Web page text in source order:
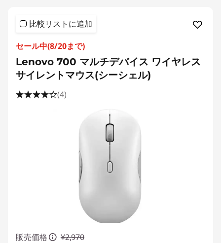
比較リストに追加
セール中(8/20まで)
Lenovo 700 マルチデバイス ワイヤレス
サイレントマウス(シーシェル)
(4)
販売価格 ¥2,970